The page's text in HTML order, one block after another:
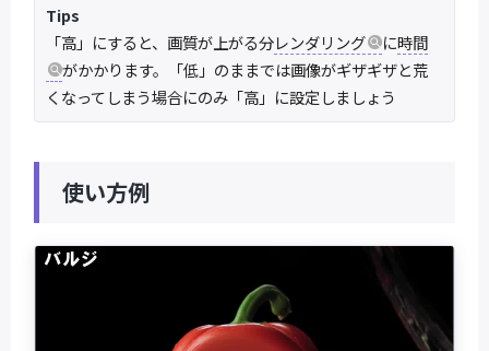
Tips
「高」にすると、画質が上がる分レンダリング に時間
がかかります。「低」のままでは画像がギザギザと荒
くなってしまう場合にのみ「高」に設定しましょう
使い方例